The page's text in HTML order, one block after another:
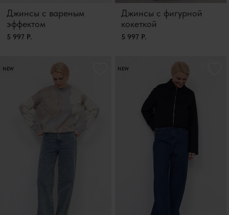
Джинсы с вареным
эффектом
5 997 Р.
Джинсы с фигурной
кокеткой
5 997 Р.
NEW NEW